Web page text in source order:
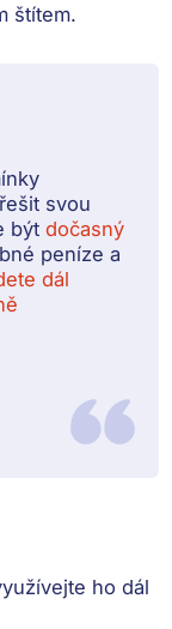
štítem.
svou
býtdočasný
peníze a
dál
ho dál